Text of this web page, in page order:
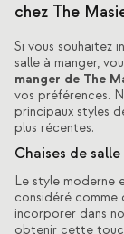
chez The
Si vous souhaitez
salle à manger,
manger de The
vos préférences.
principaux styles
plus récentes.
Chaises de
Le style moderne
considéré
incorporer dans
obtenir cette